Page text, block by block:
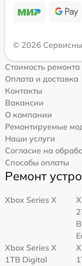
© 2026
Стоимость ремонта
Оплата и доставка
Контакты
Вакансии
О компании
Ремонтируемые
Наши услуги
Согласие на
Способы оплаты
Ремонт
Xbox Series X
Xbox Series X
1TB Digital